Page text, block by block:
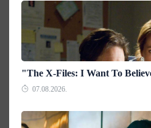
"The X-Files: I Want To
07.08.2026.